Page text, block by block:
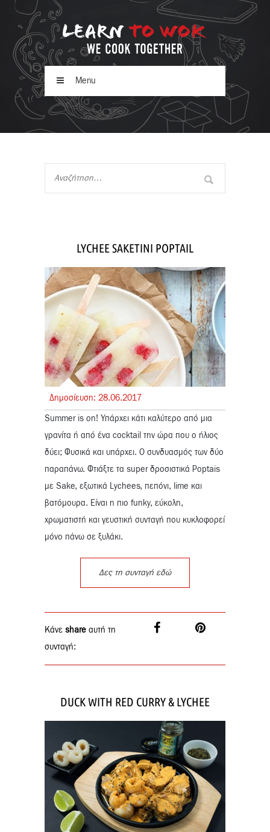
Menu
LYCHEE SAKETINI POPTAIL
Δημοσίευση: 28.06.2017
Summer is on! Υπάρχει κάτι καλύτερο από μια
γρανίτα ή από ένα cocktail την ώρα που ο ήλιος
δύει; Φυσικά και υπάρχει. Ο συνδυασμός των δύο
παραπάνω. Φτιάξτε τα super δροσιστικά Poptais
με Sake, εξωτικά Lychees, πεπόνι, lime και
βατόμουρα. Είναι η πιο funky, εύκολη,
χρωματιστή και γευστική συνταγή που κυκλοφορεί
μόνο πάνω σε ξυλάκι.
Δες τη συνταγή εδώ
Κάνε share αυτή τη
συνταγή:
DUCK WITH RED CURRY & LYCHEE